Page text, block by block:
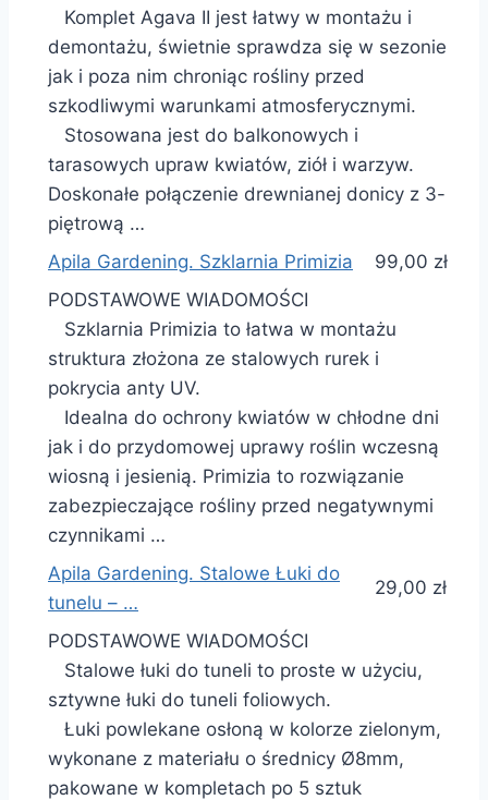
Komplet Agava II jest łatwy w montażu i
demontażu, świetnie sprawdza się w sezonie
jak i poza nim chroniąc rośliny przed
szkodliwymi warunkami atmosferycznymi.
Stosowana jest do balkonowych i
tarasowych upraw kwiatów, ziół i warzyw.
Doskonałe połączenie drewnianej donicy z 3-
piętrową …
Apila Gardening. Szklarnia Primizia
99,00 zł
PODSTAWOWE WIADOMOŚCI
Szklarnia Primizia to łatwa w montażu
struktura złożona ze stalowych rurek i
pokrycia anty UV.
Idealna do ochrony kwiatów w chłodne dni
jak i do przydomowej uprawy roślin wczesną
wiosną i jesienią. Primizia to rozwiązanie
zabezpieczające rośliny przed negatywnymi
czynnikami …
Apila Gardening. Stalowe Łuki do
tunelu – …
29,00 zł
PODSTAWOWE WIADOMOŚCI
Stalowe łuki do tuneli to proste w użyciu,
sztywne łuki do tuneli foliowych.
Łuki powlekane osłoną w kolorze zielonym,
wykonane z materiału o średnicy Ø8mm,
pakowane w kompletach po 5 sztuk